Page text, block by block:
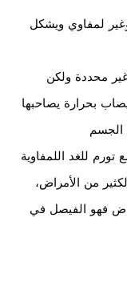
الحالات، وغير لمفاوي ويشكل
محددة ولكن
بحرارة يصاحبها
الجسم
تورم للغد اللمفاوية
من الأمراض،
فهو الفيصل في